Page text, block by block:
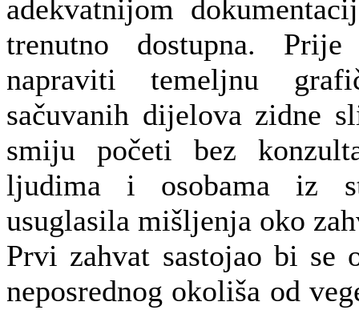
adekvatnijom
trenutno dostupna.
napraviti temeljnu
sačuvanih dijelova zidne
smiju početi bez
ljudima i osobama iz
usuglasila mišljenja oko
Prvi zahvat sastojao bi se
neposrednog okoliša od